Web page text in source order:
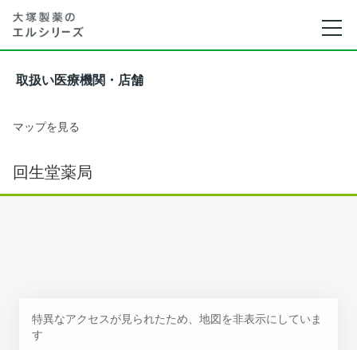
取扱い医療機関・店舗
マップを見る
回生堂薬局
特異なアクセスが見られたため、地図を非表示にしていま
す